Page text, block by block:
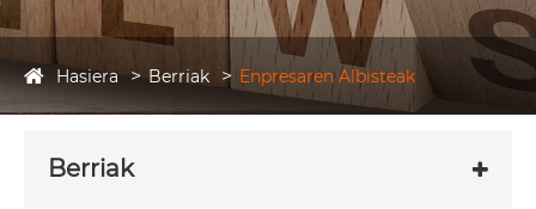
Hasiera Berriak Enpresaren Albisteak
Berriak